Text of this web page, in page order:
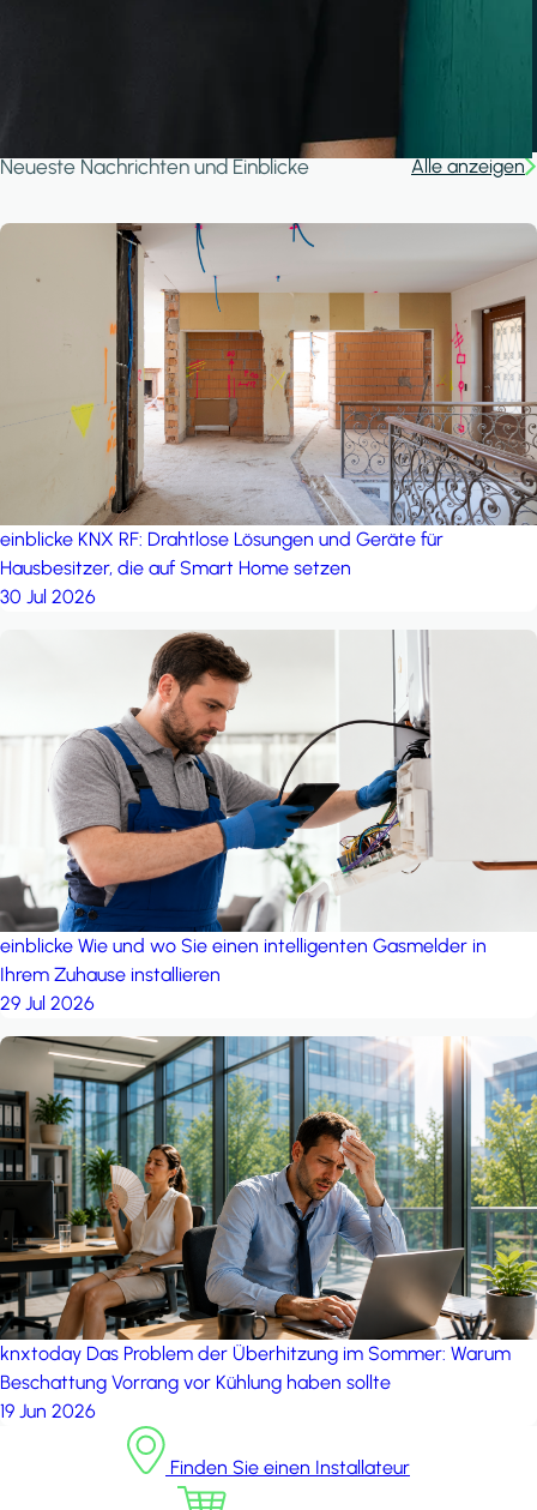
Neueste Nachrichten und Einblicke Alle anzeigen
einblicke KNX RF: Drahtlose Lösungen und Geräte für
Hausbesitzer, die auf Smart Home setzen
30 Jul 2026
einblicke Wie und wo Sie einen intelligenten Gasmelder in
Ihrem Zuhause installieren
29 Jul 2026
knxtoday Das Problem der Überhitzung im Sommer: Warum
Beschattung Vorrang vor Kühlung haben sollte
19 Jun 2026
Finden Sie einen Installateur